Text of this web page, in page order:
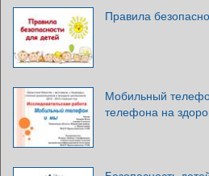
Правила
Мобильный
телефона на